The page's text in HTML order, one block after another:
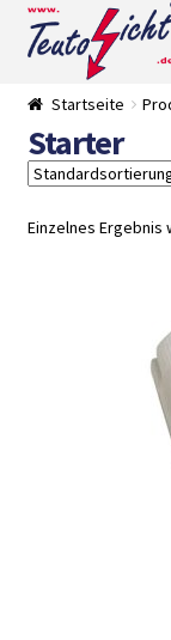
Zur
Navigation
springen
Springe
zum
Startseite
Starter
Einzelnes